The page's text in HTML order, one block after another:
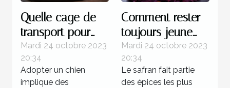
Quelle cage de
transport pour
chien est plus
recommandée ?
Mardi 24 octobre 2023
20:34
Adopter un chien
implique des
Comment rester
toujours jeune
grâce au safran ?
Mardi 24 octobre 2023
20:34
Le safran fait partie
des épices les plus